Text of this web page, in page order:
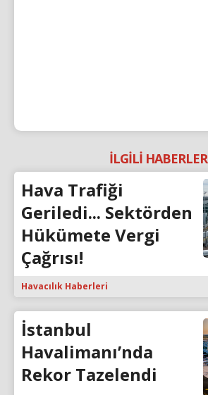
İLGİLİ HABERLER
Hava Trafiği
Geriledi... Sektörden
Hükümete Vergi
Çağrısı!
Havacılık Haberleri
İstanbul
Havalimanı’nda
Rekor Tazelendi